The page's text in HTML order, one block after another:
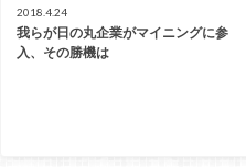
2018.4.24
我らが日の丸企業がマイニングに参
入、その勝機は